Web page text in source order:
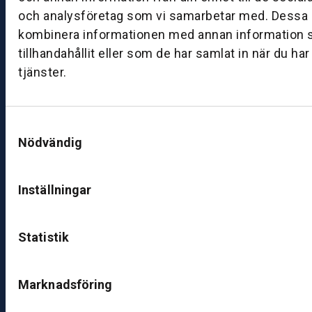
och analysföretag som vi samarbetar med. Dessa
kombinera informationen med annan information
tillhandahållit eller som de har samlat in när du
tjänster.
Nödvändig
Inställningar
Statistik
Marknadsföring
a
g:
0
8:
0
–
7:
ut
k